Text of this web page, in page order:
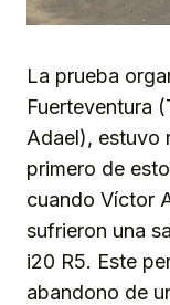
La prueba
Fuerteventura
Adael), estuvo
primero de
cuando Víctor
sufrieron una
i20 R5. Este
abandono de